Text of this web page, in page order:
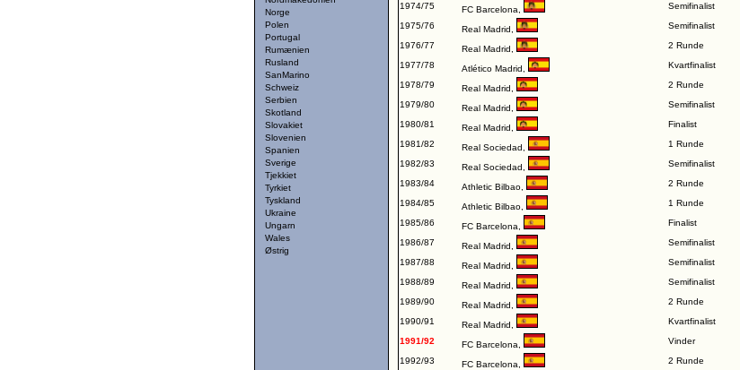
Norge
Polen
Portugal
Rumænien
Rusland
SanMarino
Schweiz
Serbien
Skotland
Slovakiet
Slovenien
Spanien
Sverige
Tjekkiet
Tyrkiet
Tyskland
Ukraine
Ungarn
Wales
Østrig
1974/75
FC Barcelona
Semifinalist
1975/76
Real Madrid
Semifinalist
1976/77
Real Madrid
2 Runde
1977/78
Atlético Madrid
Kvartfinalist
1978/79
Real Madrid
2 Runde
1979/80
Real Madrid
Semifinalist
1980/81
Real Madrid
Finalist
1981/82
Real Sociedad
1 Runde
1982/83
Real Sociedad
Semifinalist
1983/84
Athletic Bilbao
2 Runde
1984/85
Athletic Bilbao
1 Runde
1985/86
FC Barcelona
Finalist
1986/87
Real Madrid
Semifinalist
1987/88
Real Madrid
Semifinalist
1988/89
Real Madrid
Semifinalist
1989/90
Real Madrid
2 Runde
1990/91
Real Madrid
Kvartfinalist
1991/92
FC Barcelona
Vinder
1992/93
FC Barcelona
2 Runde